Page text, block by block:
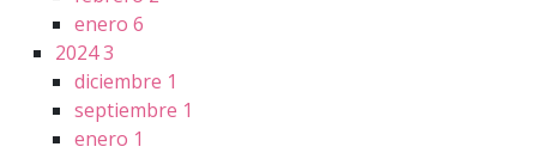
enero 6
20243
diciembre 1
septiembre 1
enero 1